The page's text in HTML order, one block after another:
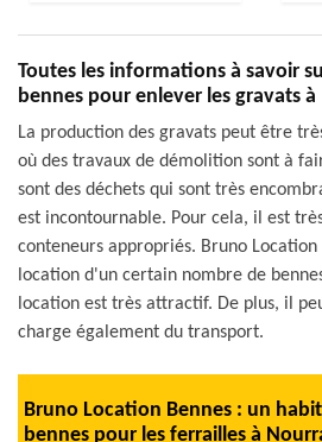
Toutes les informations à savoir
bennes pour enlever les gravats
La production des gravats peut être
où des travaux de démolition sont à
sont des déchets qui sont très
est incontournable. Pour cela, il est
conteneurs appropriés. Bruno Location
location d'un certain nombre de
location est très attractif. De plus, il
charge également du transport.
Bruno Location Bennes : un
bennes pour les ferrailles à